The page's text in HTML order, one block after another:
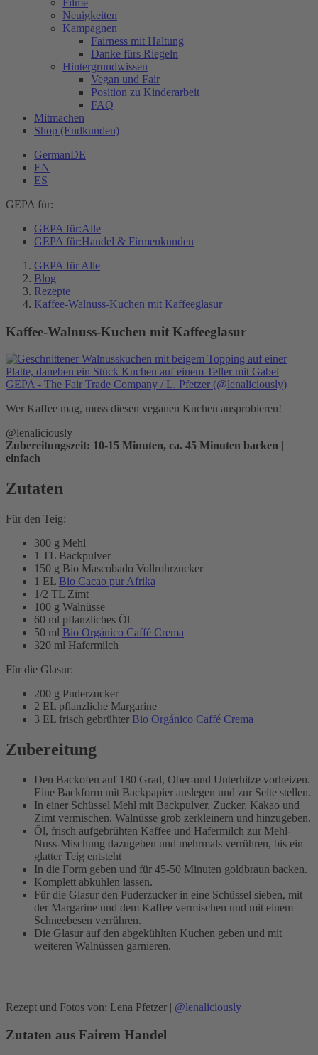
Filme
Neuigkeiten
Kampagnen
Fairness mit Haltung
Danke fürs Riegeln
Hintergrundwissen
Vegan und Fair
Position zu Kinderarbeit
FAQ
Mitmachen
Shop (Endkunden)
GermanDE
EN
ES
GEPA für:
GEPA für:Alle
GEPA für:Handel & Firmenkunden
GEPA für Alle
Blog
Rezepte
Kaffee-Walnuss-Kuchen mit Kaffeeglasur
Kaffee-Walnuss-Kuchen mit Kaffeeglasur
GEPA - The Fair Trade Company / L. Pfetzer (@lenaliciously)
Wer Kaffee mag, muss diesen veganen Kuchen ausprobieren!
@lenaliciously
Zubereitungszeit: 10-15 Minuten, ca. 45 Minuten backen |
einfach
Zutaten
Für den Teig:
300 g Mehl
1 TL Backpulver
150 g Bio Mascobado Vollrohrzucker
1 EL Bio Cacao pur Afrika
1/2 TL Zimt
100 g Walnüsse
60 ml pflanzliches Öl
50 ml Bio Orgánico Caffé Crema
320 ml Hafermilch
Für die Glasur:
200 g Puderzucker
2 EL pflanzliche Margarine
3 EL frisch gebrühter Bio Orgánico Caffé Crema
Zubereitung
Den Backofen auf 180 Grad, Ober-und Unterhitze vorheizen.
Eine Backform mit Backpapier auslegen und zur Seite stellen.
In einer Schüssel Mehl mit Backpulver, Zucker, Kakao und
Zimt vermischen. Walnüsse grob zerkleinern und hinzugeben.
Öl, frisch aufgebrühten Kaffee und Hafermilch zur Mehl-
Nuss-Mischung dazugeben und mehrmals verrühren, bis ein
glatter Teig entsteht
In die Form geben und für 45-50 Minuten goldbraun backen.
Komplett abkühlen lassen.
Für die Glasur den Puderzucker in eine Schüssel sieben, mit
der Margarine und dem Kaffee vermischen und mit einem
Schneebesen verrühren.
Die Glasur auf den abgekühlten Kuchen geben und mit
weiteren Walnüssen garnieren.
Rezept und Fotos von: Lena Pfetzer | @lenaliciously
Zutaten aus Fairem Handel